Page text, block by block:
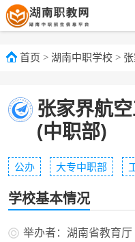
首页 > 湖南中职学校 >
张家界航
(中职部)
公办 大专中职部
学校基本情况
举办者：湖南省教育厅